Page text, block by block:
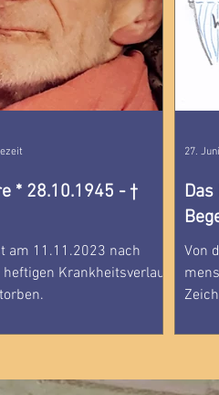
†
am 11.11.2023 nach
Krankheitsverlauf
Von
27.